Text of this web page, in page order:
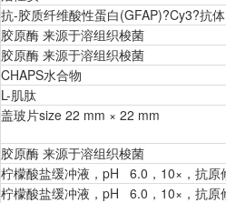
抗-胶质纤维酸性蛋白(GFAP)?Cy3?抗
胶原酶 来源于溶组织梭菌
胶原酶 来源于溶组织梭菌
CHAPS水合物
L-肌肽
盖玻片size 22 mm × 22 mm
胶原酶 来源于溶组织梭菌
柠檬酸盐缓冲液，pH 6.0，10×，抗原
柠檬酸盐缓冲液，pH 6.0，10×，抗原